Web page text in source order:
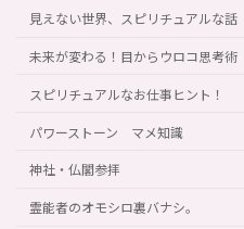
見えない世界、スピリチュアルな話
未来が変わる！目からウロコ思考術
スピリチュアルなお仕事ヒント！
パワーストーン マメ知識
神社・仏閣参拝
霊能者のオモシロ裏バナシ。